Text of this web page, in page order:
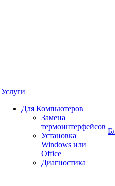
Услуги
Для Компьютеров
Замена
термоинтерфейсов
Установка
Windows или
Office
Диагностика